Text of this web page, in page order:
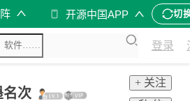
开源中国APP 切
登录
名次
+ 关注